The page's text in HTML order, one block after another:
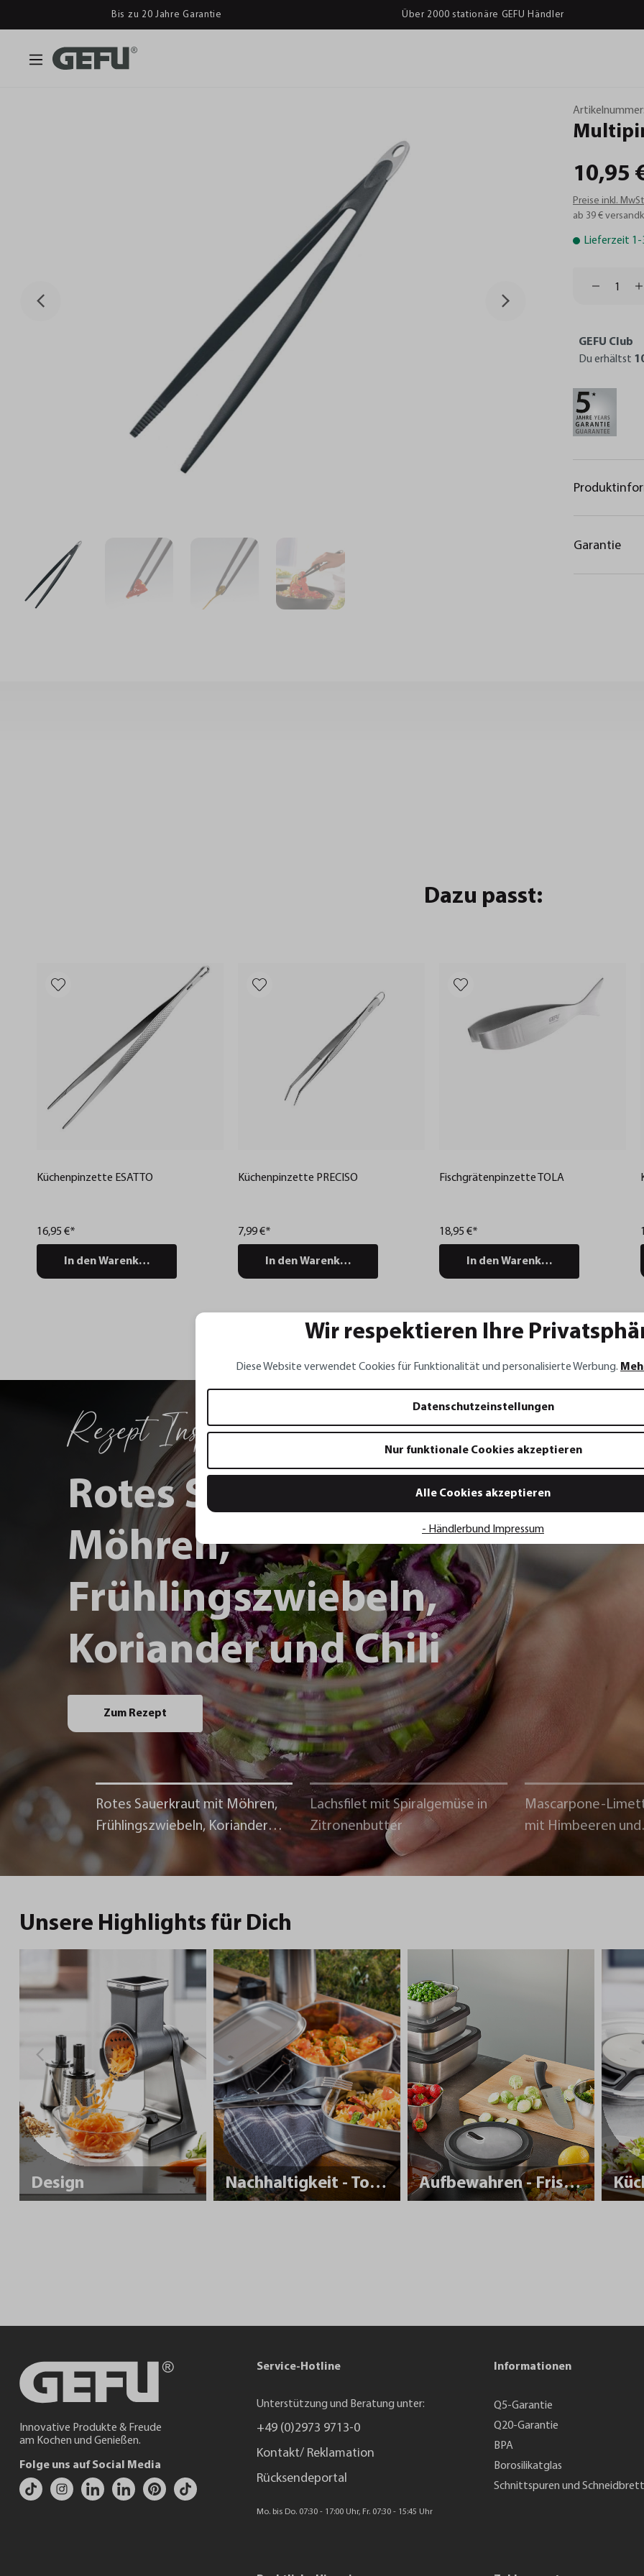
Bis zu 20 Jahre Garantie Über 2000 stationäre GEFU Händler
Artikelnummer:
10,95
Preise inkl.
ab 39 €
Lieferzeit 1-
GEFU Club
Du erhältst
Garantie
Dazu passt:
Küchenpinzette ESATTO
16,95 €*
In den Warenkorb
Küchenpinzette PRECISO
7,99 €*
In den Warenkorb
Fischgrätenpinzette TOLA
18,95 €*
In den Warenkorb
Rezept Inspirationen
Rotes Sauerkraut mit
Möhren,
Frühlingszwiebeln,
Koriander und Chili
Zum Rezept
Rotes Sauerkraut mit Möhren,
Frühlingszwiebeln, Koriander
Lachsfilet mit Spiralgemüse in
Zitronenbutter
Mascarpone-
mit Himbeeren und
Schokoladencrumble
Unsere Highlights für Dich
Design Nachhaltigkeit - To Go Aufbewahren - Frisch halten
Innovative Produkte & Freude
am Kochen und Genießen.
Folge uns auf Social Media
Service-Hotline
Unterstützung und Beratung unter:
+49 (0)2973 9713-0
Kontakt/ Reklamation
Rücksendeportal
Mo. bis Do. 07:30 - 17:00 Uhr, Fr. 07:30 - 15:45 Uhr
Informationen
Q5-Garantie
Q20-Garantie
BPA
Borosilikatglas
Schnittspuren und
Wir respektieren Ihre
Diese Website verwendet Cookies für Funktionalität und personalisierte Werbung.
Datenschutzeinstellungen
Nur funktionale Cookies akzeptieren
Alle Cookies akzeptieren
- Händlerbund Impressum